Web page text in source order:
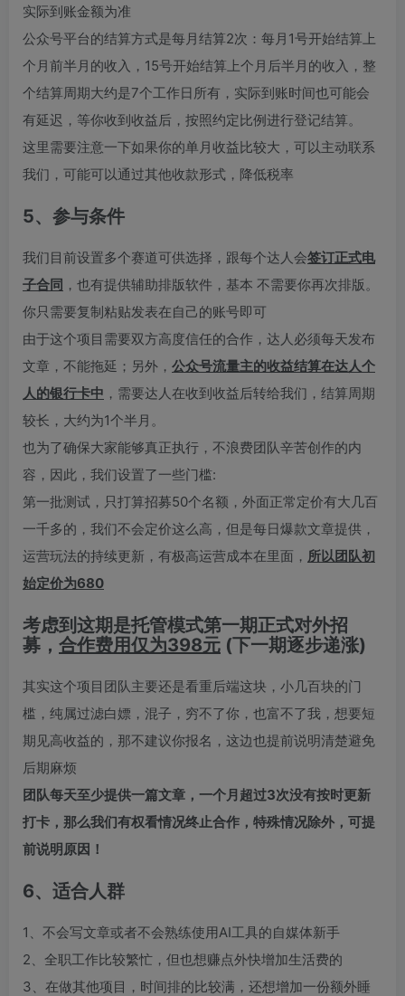
实际到账金额为准
公众号平台的结算方式是每月结算2次：每月1号开始结算上
个月前半月的收入，15号开始结算上个月后半月的收入，整
个结算周期大约是7个工作日所有，实际到账时间也可能会
有延迟，等你收到收益后，按照约定比例进行登记结算。
这里需要注意一下如果你的单月收益比较大，可以主动联系
我们，可能可以通过其他收款形式，降低税率
5、参与条件
我们目前设置多个赛道可供选择，跟每个达人会签订正式电
子合同 ，也有提供辅助排版软件，基本 不需要你再次排版。
你只需要复制粘贴发表在自己的账号即可
由于这个项目需要双方高度信任的合作，达人必须每天发布
文章，不能拖延；另外， 公众号流量主的收益结算在达人个
人的银行卡中 ，需要达人在收到收益后转给我们，结算周期
较长，大约为1个半月。
也为了确保大家能够真正执行，不浪费团队辛苦创作的内
容，因此，我们设置了一些门槛:
第一批测试，只打算招募50个名额，外面正常定价有大几百
一千多的，我们不会定价这么高，但是每日爆款文章提供，
运营玩法的持续更新，有极高运营成本在里面， 所以团队初
始定价为680
考虑到这期是托管模式第一期正式对外招
募， 合作费用仅为398元 (下一期逐步递涨)
其实这个项目团队主要还是看重后端这块，小几百块的门
槛，纯属过滤白嫖，混子，穷不了你，也富不了我，想要短
期见高收益的，那不建议你报名，这边也提前说明清楚避免
后期麻烦
团队每天至少提供一篇文章，一个月超过3次没有按时更新
打卡，那么我们有权看情况终止合作，特殊情况除外，可提
前说明原因！
6、适合人群
1、不会写文章或者不会熟练使用AI工具的自媒体新手
2、全职工作比较繁忙，但也想赚点外快增加生活费的
3、在做其他项目，时间排的比较满，还想增加一份额外睡